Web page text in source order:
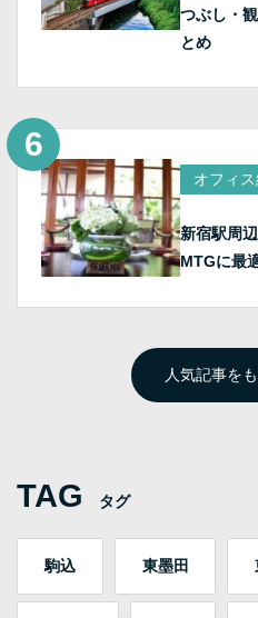
つぶし・
とめ
オフィ
新宿駅周
MTGに最
人気記事を
TAG タグ
駒込 東墨田